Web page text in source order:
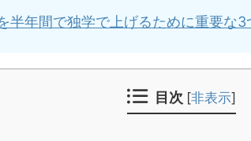
半年間で独学で上げるために重要な3
目次 [非表示]